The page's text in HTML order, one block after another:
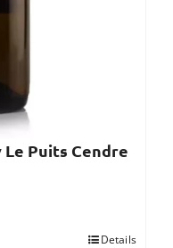
Puits Cendre
Details